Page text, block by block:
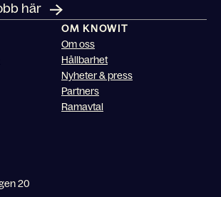
här
20
OM KNOWIT
Om oss
Hållbarhet
Nyheter & press
Partners
Ramavtal